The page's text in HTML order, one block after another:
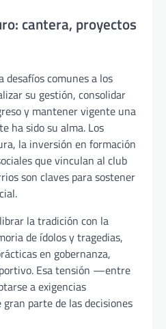
cantera, proyectos
comunes a los
su gestión, consolidar
y mantener vigente una
ha sido su alma. Los
la inversión en formación
que vinculan al club
son claves para sostener
la tradición con la
de ídolos y tragedias,
en gobernanza,
Esa tensión —entre
a exigencias
parte de las decisiones